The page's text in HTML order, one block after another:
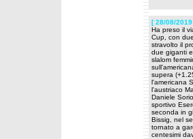
[ 28/08/
Ha preso il
Cup, con
stravolto il
due giganti
slalom
supera
l'americana
l'austriaco
Daniele
sportivo
seconda in
Bissig, nel
tornato a
centesimi